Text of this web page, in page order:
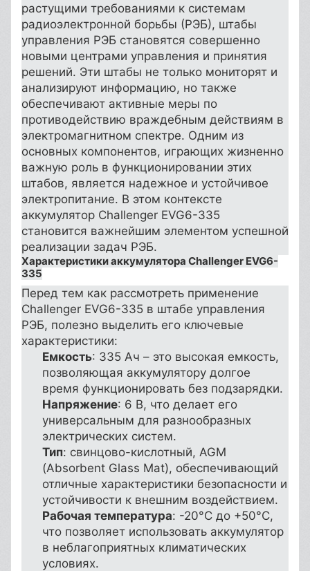
растущими требованиями к системам
радиоэлектронной борьбы (РЭБ), штабы
управления РЭБ становятся совершенно
новыми центрами управления и принятия
решений. Эти штабы не только мониторят и
анализируют информацию, но также
обеспечивают активные меры по
противодействию враждебным действиям в
электромагнитном спектре. Одним из
основных компонентов, играющих жизненно
важную роль в функционировании этих
штабов, является надежное и устойчивое
электропитание. В этом контексте
аккумулятор Challenger EVG6-335
становится важнейшим элементом успешной
реализации задач РЭБ.
Характеристики аккумулятора Challenger EVG6-
335
Перед тем как рассмотреть применение
Challenger EVG6-335 в штабе управления
РЭБ, полезно выделить его ключевые
характеристики:
Емкость: 335 Ач – это высокая емкость,
позволяющая аккумулятору долгое
время функционировать без подзарядки.
Напряжение: 6 В, что делает его
универсальным для разнообразных
электрических систем.
Тип: свинцово-кислотный, AGM
(Absorbent Glass Mat), обеспечивающий
отличные характеристики безопасности и
устойчивости к внешним воздействием.
Рабочая температура: -20°С до +50°С,
что позволяет использовать аккумулятор
в неблагоприятных климатических
условиях.